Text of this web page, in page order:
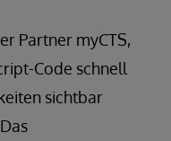
Partner myCTS,
Code schnell
sichtbar